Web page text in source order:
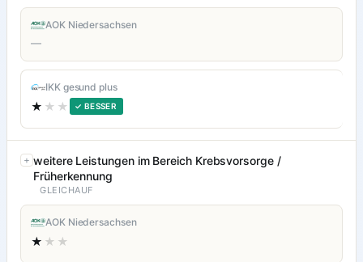
AOK Niedersachsen
—
IKK gesund plus
★ ★★ ✓ BESSER
weitere Leistungen im Bereich Krebsvorsorge /
Früherkennung
GLEICHAUF
AOK Niedersachsen
★ ★★